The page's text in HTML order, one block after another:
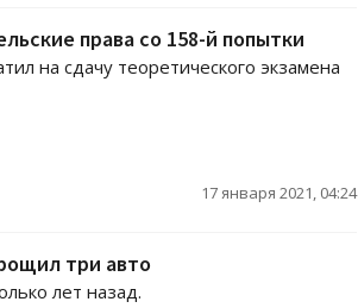
права со 158-й попытки
на сдачу теоретического экзамена
17 января 2021, 04:24
три авто
лет назад.